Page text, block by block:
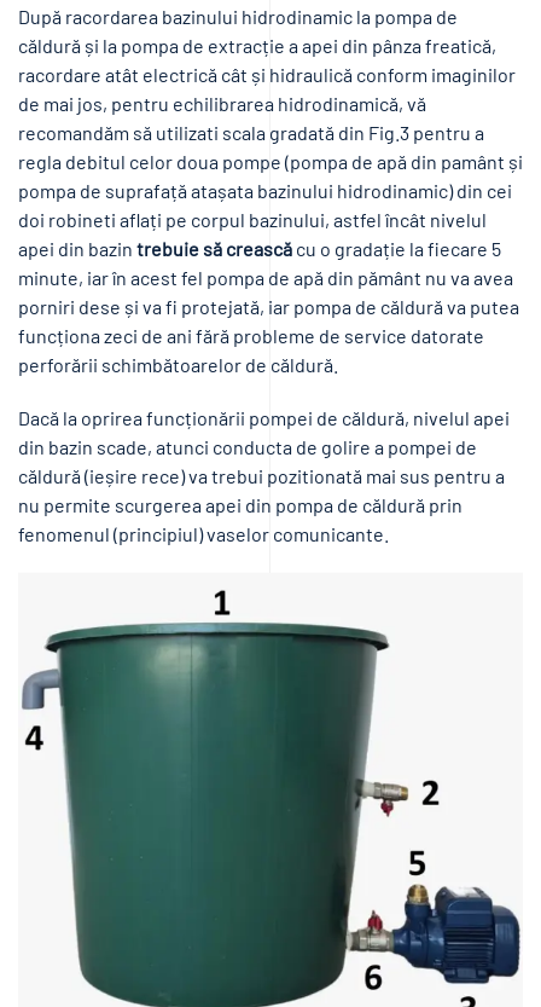
După racordarea bazinului hidrodinamic la pompa de
căldură și la pompa de extracție a apei din pânza freatică,
racordare atât electrică cât și hidraulică conform imaginilor
de mai jos, pentru echilibrarea hidrodinamică, vă
recomandăm să utilizati scala gradată din Fig.3 pentru a
regla debitul celor doua pompe (pompa de apă din pamânt și
pompa de suprafață atașata bazinului hidrodinamic) din cei
doi robineti aflați pe corpul bazinului, astfel încât nivelul
apei din bazin trebuie să crească cu o gradație la fiecare 5
minute, iar în acest fel pompa de apă din pământ nu va avea
porniri dese și va fi protejată, iar pompa de căldură va putea
funcționa zeci de ani fără probleme de service datorate
perforării schimbătoarelor de căldură.
Dacă la oprirea funcționării pompei de căldură, nivelul apei
din bazin scade, atunci conducta de golire a pompei de
căldură (ieșire rece) va trebui pozitionată mai sus pentru a
nu permite scurgerea apei din pompa de căldură prin
fenomenul (principiul) vaselor comunicante.